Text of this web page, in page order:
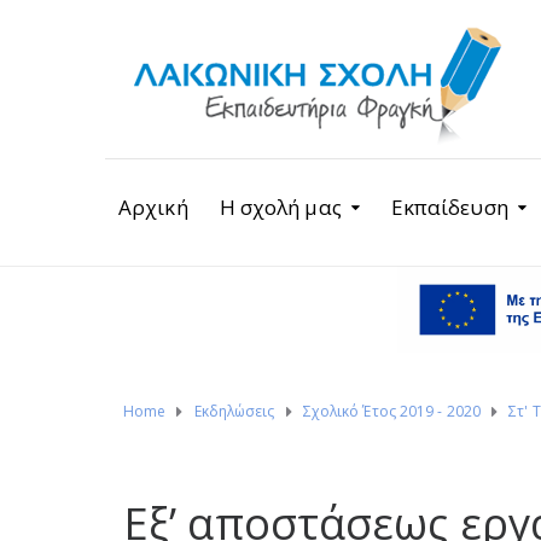
Αρχική Η σχολή μας Εκπαίδευση
Home Εκδηλώσεις Σχολικό Έτος 2019 - 2020 Στ'
Εξ’ αποστάσεως